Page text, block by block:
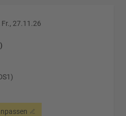
Fr., 27.11.26